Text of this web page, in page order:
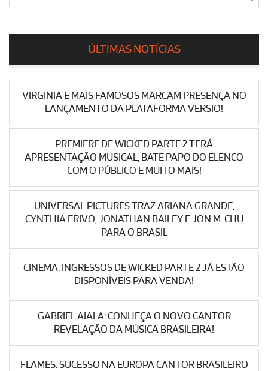
ÚLTIMAS NOTÍCIAS
VIRGINIA E MAIS FAMOSOS MARCAM PRESENÇA NO
LANÇAMENTO DA PLATAFORMA VERSIO!
PREMIERE DE WICKED PARTE 2 TERÁ
APRESENTAÇÃO MUSICAL, BATE PAPO DO ELENCO
COM O PÚBLICO E MUITO MAIS!
UNIVERSAL PICTURES TRAZ ARIANA GRANDE,
CYNTHIA ERIVO, JONATHAN BAILEY E JON M. CHU
PARA O BRASIL
CINEMA: INGRESSOS DE WICKED PARTE 2 JÁ ESTÃO
DISPONÍVEIS PARA VENDA!
GABRIEL AIALA: CONHEÇA O NOVO CANTOR
REVELAÇÃO DA MÚSICA BRASILEIRA!
FLAMES: SUCESSO NA EUROPA CANTOR BRASILEIRO